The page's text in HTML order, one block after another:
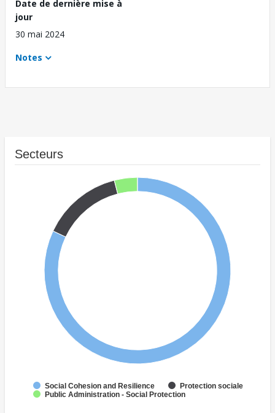
Date de dernière mise à
jour
30 mai 2024
Notes
Secteurs
Social Cohesion and Resilience
Protection sociale
Public Administration - Social Protection